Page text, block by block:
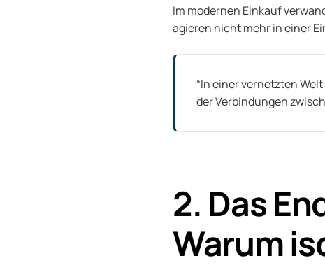
Im modernen Einkauf
agieren nicht mehr in einer
“In einer vernetzten
der Verbindungen
2. Das
Warum